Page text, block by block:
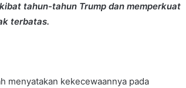
tahun-tahun Trump dan memperkuat
terbatas.
menyatakan kekecewaannya pada